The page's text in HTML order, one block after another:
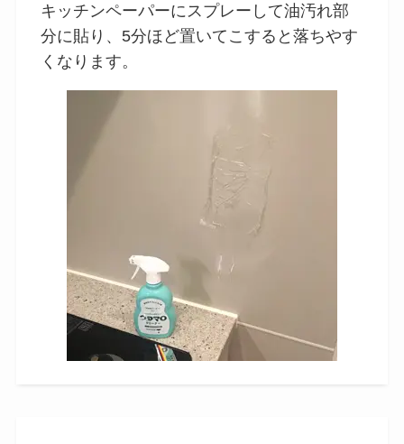
キッチンペーパーにスプレーして油汚れ部
分に貼り、5分ほど置いてこすると落ちやす
くなります。